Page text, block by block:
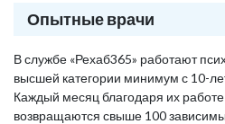
Опытные врачи
В службе «Рехаб365» работают
высшей категории минимум с 10-
Каждый месяц благодаря их
возвращаются свыше 100